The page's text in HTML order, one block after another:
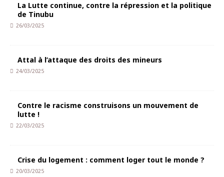
La Lutte continue, contre la répression et la politique
de Tinubu
26/03/2025
Attal à l’attaque des droits des mineurs
24/03/2025
Contre le racisme construisons un mouvement de
lutte !
22/03/2025
Crise du logement : comment loger tout le monde ?
20/03/2025